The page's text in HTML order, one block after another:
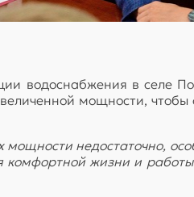
водоснабжения в селе
мощности,
недостаточно,
жизни и